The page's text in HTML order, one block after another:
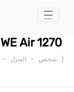
تخطي إلى المحتوى
WE Air 1270
( شخصي - المنزل -